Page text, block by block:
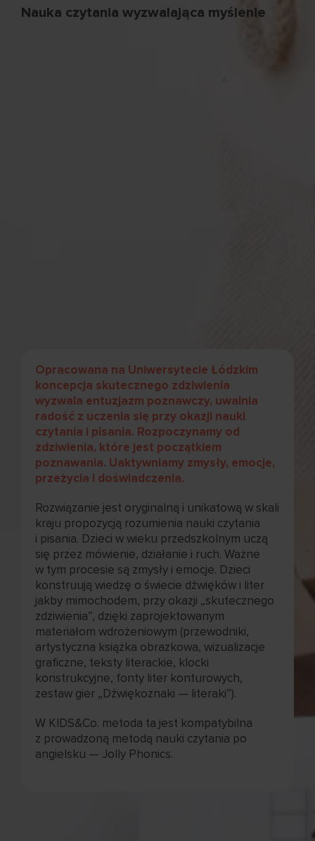
Nauka czytania wyzwalająca myślenie
Opracowana na Uniwersytecie Łódzkim
koncepcja skutecznego zdziwienia
wyzwala entuzjazm poznawczy, uwalnia
radość z uczenia się przy okazji nauki
czytania i pisania. Rozpoczynamy od
zdziwienia, które jest początkiem
poznawania. Uaktywniamy zmysły, emocje,
przeżycia i doświadczenia.
Rozwiązanie jest oryginalną i unikatową w skali
kraju propozycją rozumienia nauki czytania
i pisania. Dzieci w wieku przedszkolnym uczą
się przez mówienie, działanie i ruch. Ważne
w tym procesie są zmysły i emocje. Dzieci
konstruują wiedzę o świecie dźwięków i liter
jakby mimochodem, przy okazji „skutecznego
zdziwienia”, dzięki zaprojektowanym
materiałom wdrożeniowym (przewodniki,
artystyczna książka obrazkowa, wizualizacje
graficzne, teksty literackie, klocki
konstrukcyjne, fonty liter konturowych,
zestaw gier „Dźwiękoznaki — literaki”).
W KIDS&Co. metoda ta jest kompatybilna
z prowadzoną metodą nauki czytania po
angielsku — Jolly Phonics.